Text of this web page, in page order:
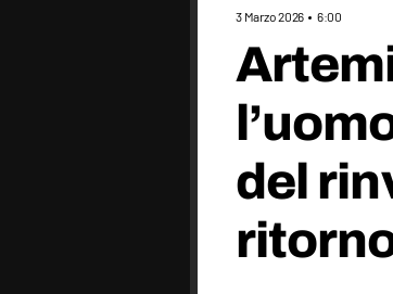
3 Marzo 2026 6:00
del